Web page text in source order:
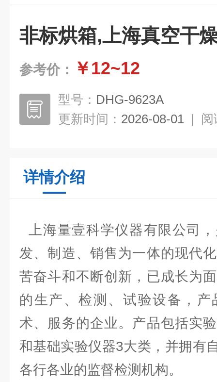
非标烘箱,上海真空干
参考价： ￥12~12
型号： DHG-9623A
更新时间： 2026-08-01 | 阅
详情介绍
上海量壹科学仪器有限公司
发、制造、销售为一体的现代
苦奋斗和不断创新，已成长为
的生产、检测、试验设备，
术、服务的企业。产品包括实
和基础实验仪器3大类，并拥有
各行各业的监督检测机构。